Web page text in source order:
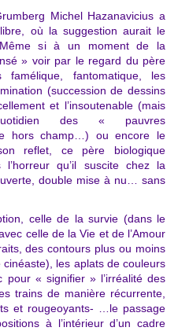
Michel Hazanavicius a
où la suggestion aurait le
si à un moment de la
» voir par le regard du père
fantomatique, les
(succession de dessins
et l’insoutenable (mais
des « pauvres
hors champ…) ou encore le
reflet, ce père biologique
qu’il suscite chez la
double mise à nu… sans
celle de la survie (dans le
celle de la Vie et de l’Amour
des contours plus ou moins
les aplats de couleurs
« signifier » l’irréalité des
trains de manière récurrente,
et rougeoyants- …le passage
à l’intérieur d’un cadre